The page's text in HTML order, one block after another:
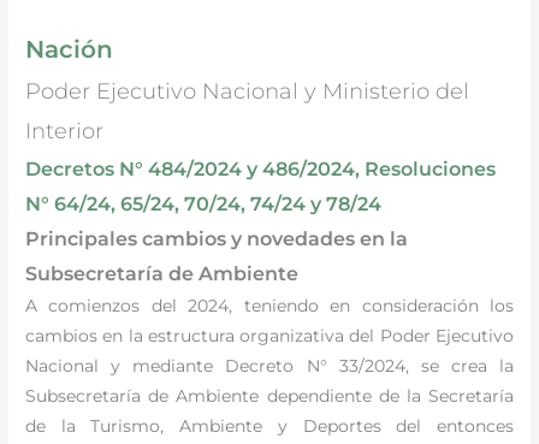
Nación
Poder Ejecutivo Nacional y Ministerio del
Interior
Decretos N° 484/2024 y 486/2024, Resoluciones
N° 64/24, 65/24, 70/24, 74/24 y 78/24
Principales cambios y novedades en la
Subsecretaría de Ambiente
A comienzos del 2024, teniendo en consideración los
cambios en la estructura organizativa del Poder Ejecutivo
Nacional y mediante Decreto N° 33/2024, se crea la
Subsecretaría de Ambiente dependiente de la Secretaría
de la Turismo, Ambiente y Deportes del entonces